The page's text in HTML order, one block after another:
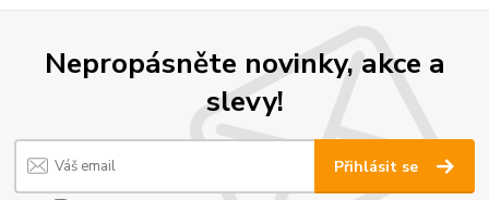
Nepropásněte novinky, akce a
slevy!
Přihlásit se